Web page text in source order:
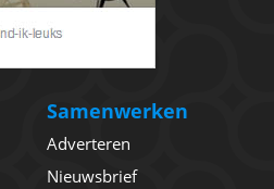
Samenwerken
Adverteren
Nieuwsbrief